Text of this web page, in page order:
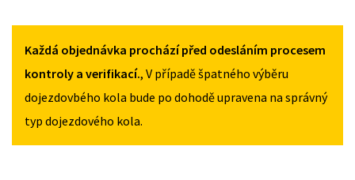
PASSAT
2000-
125/70R16
MNOŽSTVÍ
Každá objednávka prochází před odesláním procesem
kontroly a verifikací., V případě špatného výběru
dojezdovbého kola bude po dohodě upravena na správný
typ dojezdového kola.